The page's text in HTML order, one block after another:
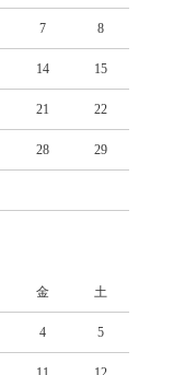
7 8
14 15
21 22
28 29
金 土
4 5